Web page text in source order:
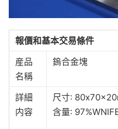
報價和基本交易條件
産品
名稱
鎢合金塊
詳細
内容
尺寸:
含量: